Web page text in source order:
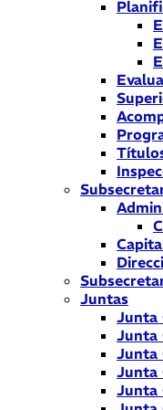
Juntas
Junta
Junta
Junta
Junta
Junta